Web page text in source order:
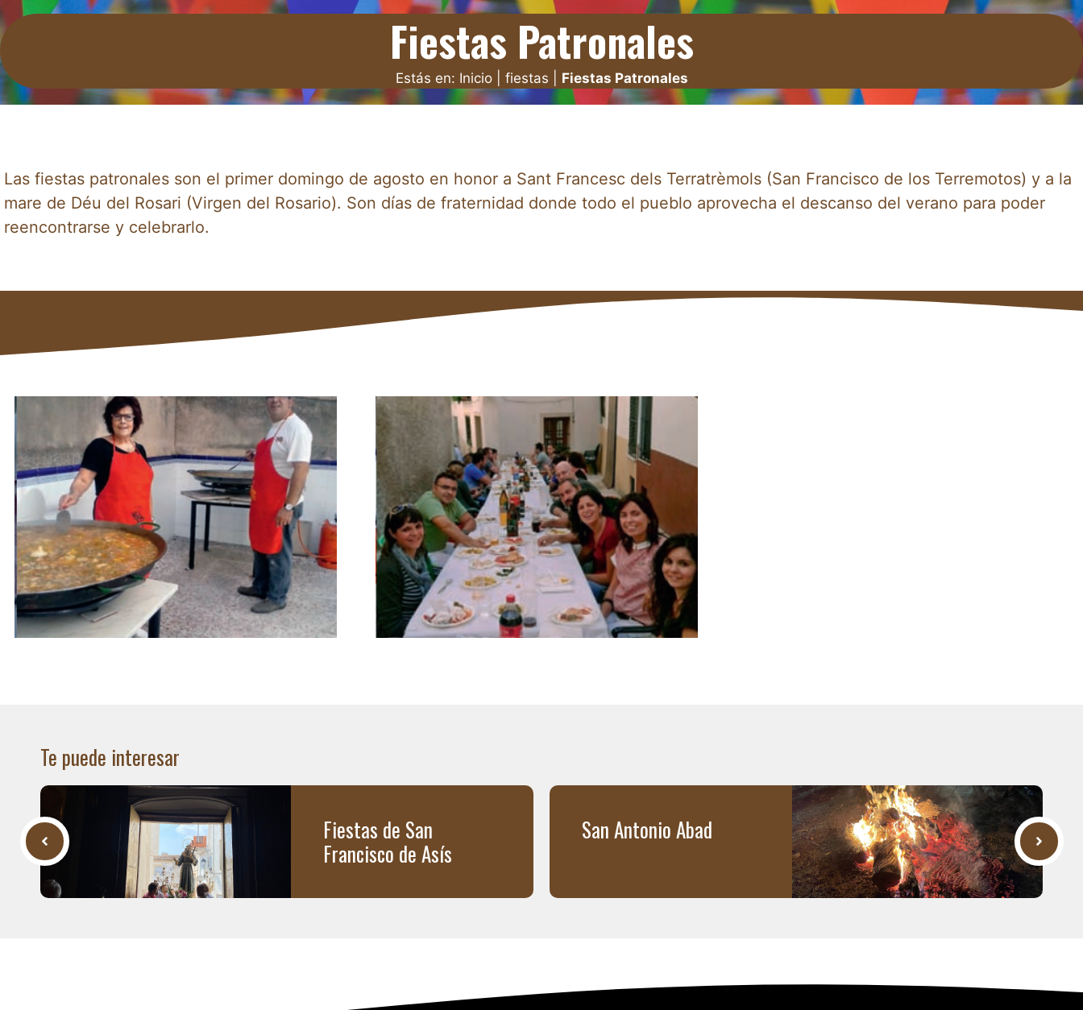
Fiestas Patronales
Estás en: Inicio| fiestas Fiestas Patronales
Las fiestas patronales son el primer domingo de agosto en honor a Sant Francesc dels Terratrèmols (San Francisco de los Terremotos) y a la
mare de Déu del Rosari (Virgen del Rosario). Son días de fraternidad donde todo el pueblo aprovecha el descanso del verano para poder
reencontrarse y celebrarlo.
Te puede interesar
Fiestas de San
Francisco de Asís
San Antonio Abad